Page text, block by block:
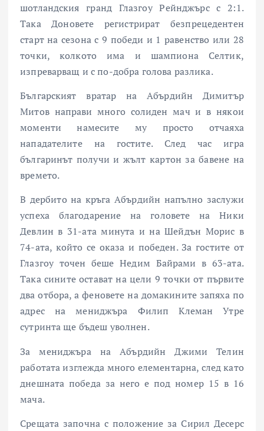
шотландския гранд Глазгоу Рейнджърс с 2:1.
Така Доновете регистрират безпрецедентен
старт на сезона с 9 победи и 1 равенство или 28
точки, колкото има и шампиона Селтик,
изпреварващ и с по-добра голова разлика.
Българският вратар на Абърдийн Димитър
Митов направи много солиден мач и в някои
моменти намесите му просто отчаяха
нападателите на гостите. След час игра
българинът получи и жълт картон за бавене на
времето.
В дербито на кръга Абърдийн напълно заслужи
успеха благодарение на головете на Ники
Девлин в 31-ата минута и на Шейдън Морис в
74-ата, който се оказа и победен. За гостите от
Глазгоу точен беше Недим Байрами в 63-ата.
Така сините остават на цели 9 точки от първите
два отбора, а феновете на домакините запяха по
адрес на мениджъра Филип Клеман Утре
сутринта ще бъдеш уволнен.
За мениджъра на Абърдийн Джими Телин
работата изглежда много елементарна, след като
днешната победа за него е под номер 15 в 16
мача.
Срещата започна с положение за Сирил Десерс